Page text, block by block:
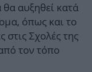
αυξηθεί κατά
όπως και το
στις Σχολές της
τον τόπο